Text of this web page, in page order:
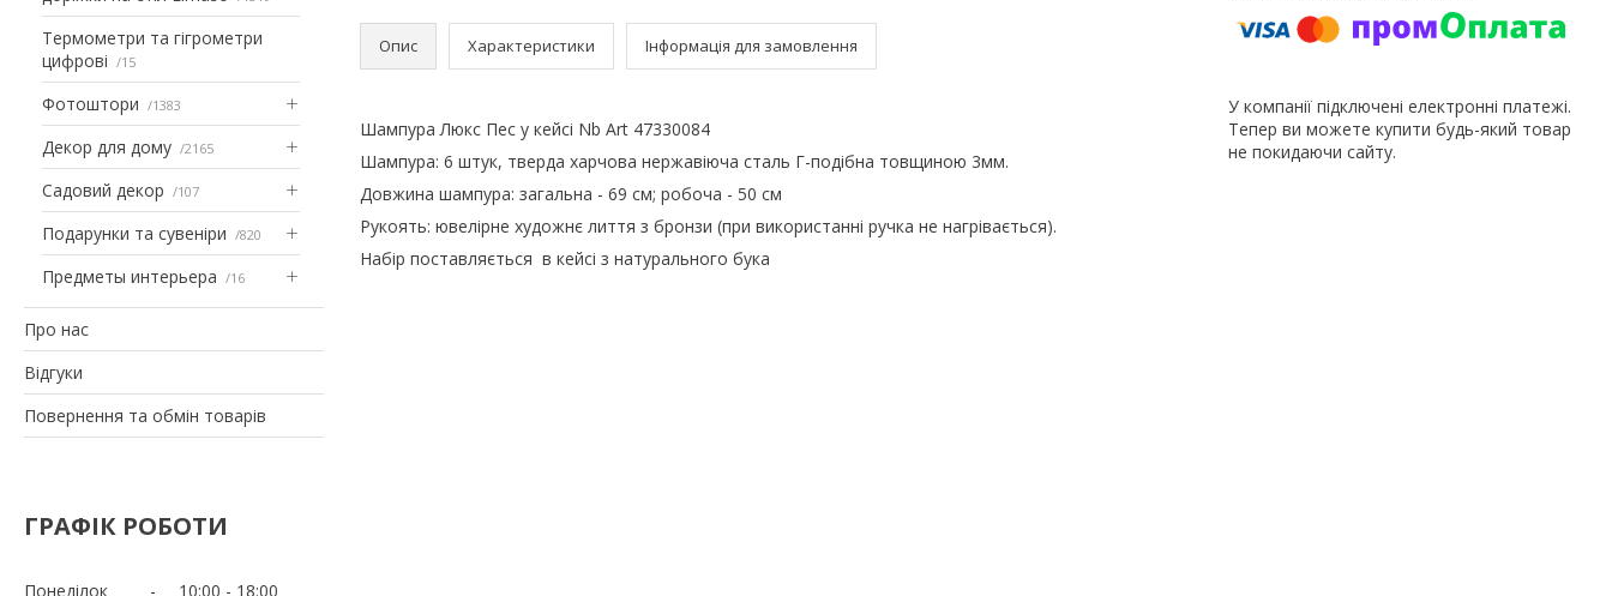
Термометри та гігрометри
цифрові
15
Фотоштори 1383
Декор для дому 2165
Садовий декор 107
Подарунки та сувеніри 820
Предметы интерьера 16
Про нас
Відгуки
Повернення та обмін товарів
ГРАФІК РОБОТИ
Понеділок 10:00 18:00
Опис Характеристики Інформація для замовлення
Шампура Люкс Пес у кейсі Nb Art 47330084
Шампура: 6 штук, тверда харчова нержавіюча сталь Г-подібна товщиною 3мм.
Довжина шампура: загальна - 69 см; робоча - 50 см
Рукоять: ювелірне художнє лиття з бронзи (при використанні ручка не нагрівається).
Набір поставляється в кейсі з натурального бука
У компанії підключені електронні платежі.
Тепер ви можете купити будь-який товар
не покидаючи сайту.